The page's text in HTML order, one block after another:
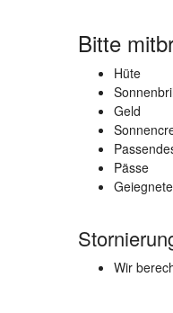
Bitte
Hüte
Geld
Pässe
Wir